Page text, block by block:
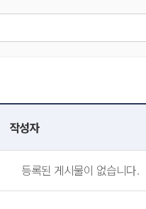
작성자
등록된 게시물이 없습니다.